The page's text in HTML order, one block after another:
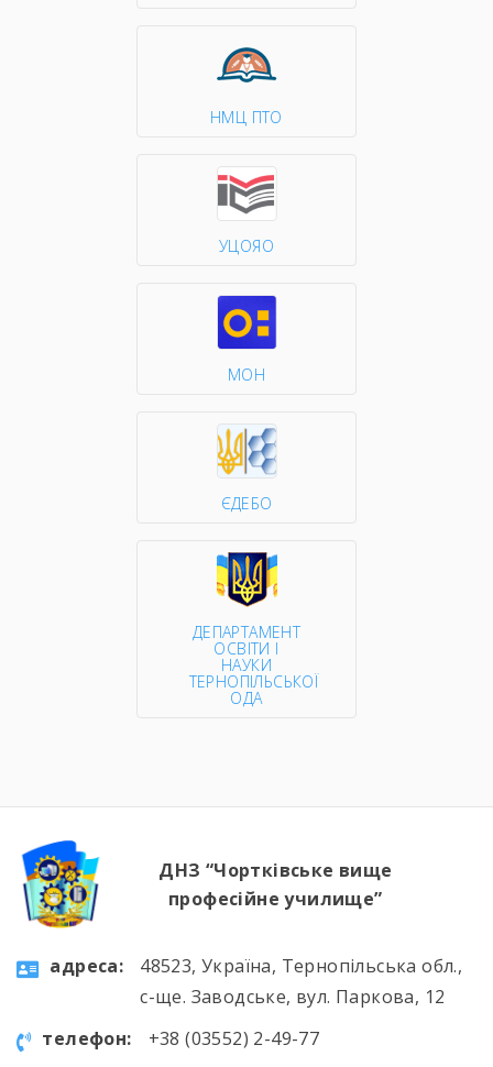
НМЦ ПТО
УЦОЯО
МОН
ЄДЕБО
ДЕПАРТАМЕНТ
ОСВІТИ І
НАУКИ
ТЕРНОПІЛЬСЬКОЇ
ОДА
ДНЗ “Чортківське вище
професійне училище”
aдресa:
48523, Україна, Тернопільська обл.,
с-ще. Заводське, вул. Паркова, 12
телефон:
+38 (03552) 2-49-77